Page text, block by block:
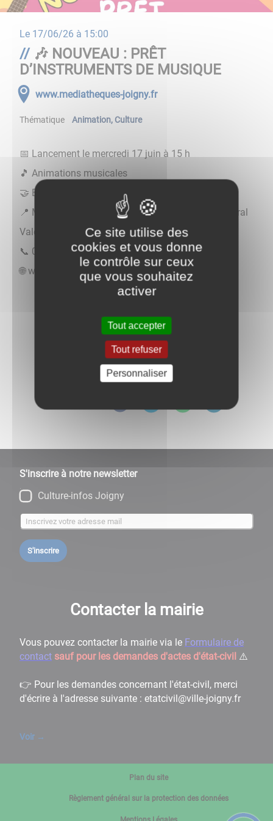
Le 17/06/26 à 15:00
www.mediatheques-joigny.fr
🎶 NOUVEAU : PRÊT
D’INSTRUMENTS DE MUSIQUE
Thématique Animation, Culture
📅 Lancement le mercredi 17 juin à 15 h
🎵 Animations musicales
🤝 En partenariat avec le Conservatoire de Joigny
📍 Médiathèque Olympe de Gouges, Place du Général
Valet
📞 03 86 91 47 52
🌐 www.mediatheques-joigny.fr
Retour aux évènements
S'inscrire à notre newsletter
Culture-infos Joigny
S'inscrire
Contacter la mairie
Vous pouvez contacter la mairie via le Formulaire de
contact sauf pour les demandes d'actes d'état-civil ⚠️
👉 Pour les demandes concernant l'état-civil, merci
d'écrire à l'adresse suivante : etatcivil@ville-joigny.fr
Voir →
Plan du site
Règlement général sur la protection des données
Ce site utilise des
cookies et vous donne
le contrôle sur ceux
que vous souhaitez
activer
Tout accepter
Tout refuser
Personnaliser